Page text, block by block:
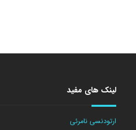
لینک های مفید
ارتودنسی نامرئی